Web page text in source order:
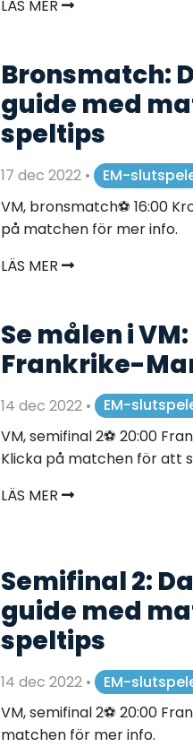
LÄS MER
Bronsmatch:
guide med
speltips
17 dec 2022 •
EM-
VM, bronsmatch⚽️ 16:00
på matchen för mer info.
LÄS MER
Se målen i
Frankrike-
14 dec 2022 •
EM-
VM, semifinal 2⚽️ 20:00
Klicka på matchen för att
LÄS MER
Semifinal 2:
guide med
speltips
14 dec 2022 •
EM-
VM, semifinal 2⚽️ 20:00
matchen för mer info.